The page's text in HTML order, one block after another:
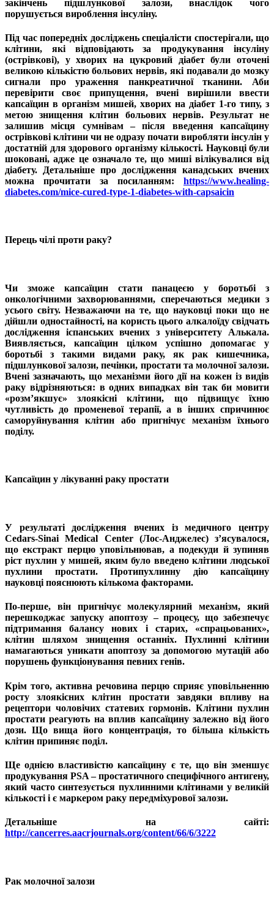
закінчень підшлункової залози, внаслідок чого
порушується вироблення інсуліну.
Під час попередніх досліджень спеціалісти спостерігали, що
клітини, які відповідають за продукування інсуліну
(острівкові), у хворих на цукровий діабет були оточені
великою кількістю больових нервів, які подавали до мозку
сигнали про ураження панкреатичної тканини. Аби
перевірити своє припущення, вчені вирішили ввести
капсаїцин в організм мишей, хворих на діабет 1-го типу, з
метою знищення клітин больових нервів. Результат не
залишив місця сумнівам – після введення капсаїцину
острівкові клітини чи не одразу почати виробляти інсулін у
достатній для здорового організму кількості. Науковці були
шоковані, адже це означало те, що миші вілікувалися від
діабету. Детальніше про дослідження канадських вчених
можна прочитати за посиланням: https://www.healing-
diabetes.com/mice-cured-type-1-diabetes-with-capsaicin
Перець чілі проти раку?
Чи зможе капсаїцин стати панацеєю у боротьбі з
онкологічними захворюваннями, сперечаються медики з
усього світу. Незважаючи на те, що науковці поки що не
дійшли одностайності, на користь цього алкалоїду свідчать
дослідження іспанських вчених з університету Алькала.
Виявляється, капсаїцин цілком успішно допомагає у
боротьбі з такими видами раку, як рак кишечника,
підшлункової залози, печінки, простати та молочної залози.
Вчені зазначають, що механізми його дії на кожен із видів
раку відрізняються: в одних випадках він так би мовити
«розм’якшує» злоякісні клітини, що підвищує їхню
чутливість до променевої терапії, а в інших спричинює
саморуйнування клітин або пригнічує механізм їхнього
поділу.
Капсаїцин у лікуванні раку простати
У результаті дослідження вчених із медичного центру
Cedars-Sinai Medical Center (Лос-Анджелес) з’ясувалося,
що екстракт перцю уповільнював, а подекуди й зупиняв
ріст пухлин у мишей, яким було введено клітини людської
пухлини простати. Протипухлинну дію капсаїцину
науковці пояснюють кількома факторами.
По-перше, він пригнічує молекулярний механізм, який
перешкоджає запуску апоптозу – процесу, що забезпечує
підтримання балансу нових і старих, «спрацьованих»,
клітин шляхом знищення останніх. Пухлинні клітини
намагаються уникати апоптозу за допомогою мутацій або
порушень функціонування певних генів.
Крім того, активна речовина перцю сприяє уповільненню
росту злоякісних клітин простати завдяки впливу на
рецептори чоловічих статевих гормонів. Клітини пухлин
простати реагують на вплив капсаїцину залежно від його
дози. Що вища його концентрація, то більша кількість
клітин припиняє поділ.
Ще однією властивістю капсаїцину є те, що він зменшує
продукування PSA – простатичного специфічного антигену,
який часто синтезується пухлинними клітинами у великій
кількості і є маркером раку передміхурової залози.
Детальніше на сайті:
http://cancerres.aacrjournals.org/content/66/6/3222
Рак молочної залози